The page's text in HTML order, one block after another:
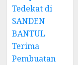
Tedekat di
SANDEN
BANTUL
Terima
Pembuatan